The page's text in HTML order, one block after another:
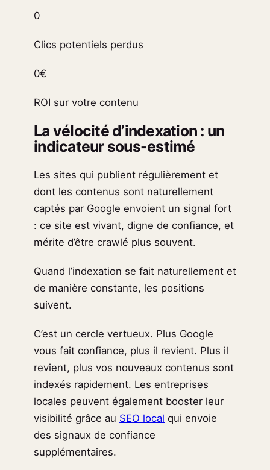
0
Clics potentiels perdus
0€
ROI sur votre contenu
La vélocité d’indexation : un
indicateur sous-estimé
Les sites qui publient régulièrement et
dont les contenus sont naturellement
captés par Google envoient un signal fort
: ce site est vivant, digne de confiance, et
mérite d’être crawlé plus souvent.
Quand l’indexation se fait naturellement et
de manière constante, les positions
suivent.
C’est un cercle vertueux. Plus Google
vous fait confiance, plus il revient. Plus il
revient, plus vos nouveaux contenus sont
indexés rapidement. Les entreprises
locales peuvent également booster leur
visibilité grâce au SEO local qui envoie
des signaux de confiance
supplémentaires.